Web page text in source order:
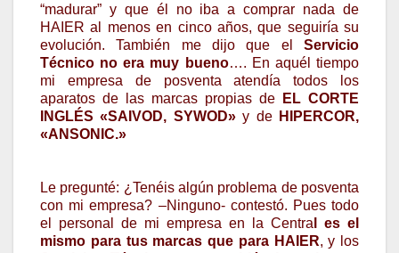
“madurar” y que él no iba a comprar nada de
HAIER al menos en cinco años, que seguiría su
evolución. También me dijo que el Servicio
Técnico no era muy bueno…. En aquél tiempo
mi empresa de posventa atendía todos los
aparatos de las marcas propias de
EL CORTE
INGLÉS «SAIVOD, SYWOD»y de HIPERCOR,
«ANSONIC.»
Le pregunté: ¿Tenéis algún problema de posventa
con mi empresa? –Ninguno- contestó. Pues todo
el personal de mi empresa en la Centra l es el
mismo para tus marcas que para HAIER, y los